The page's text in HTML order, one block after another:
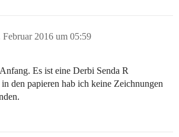
Februar 2016 um 05:59
Es ist eine Derbi Senda R
den papieren hab ich keine Zeichnungen